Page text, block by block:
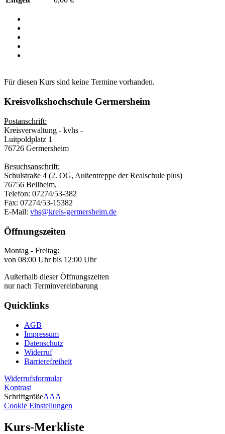
Für diesen Kurs sind keine Termine vorhanden.
Kreisvolkshochschule Germersheim
Postanschrift:
Kreisverwaltung - kvhs -
Luitpoldplatz 1
76726 Germersheim
Besuchsanschrift:
Schulstraße 4 (2. OG, Außentreppe der Realschule plus)
76756 Bellheim,
Telefon: 07274/53-382
Fax: 07274/53-15382
E-Mail: vhs@kreis-germersheim.de
Öffnungszeiten
Montag - Freitag:
von 08:00 Uhr bis 12:00 Uhr
Außerhalb dieser Öffnungszeiten
nur nach Terminvereinbarung
Quicklinks
AGB
Impressum
Datenschutz
Widerruf
Barrierefreiheit
Widerrufsformular
Kontrast
SchriftgrößeAAA
Cookie Einstellungen
Kurs-Merkliste